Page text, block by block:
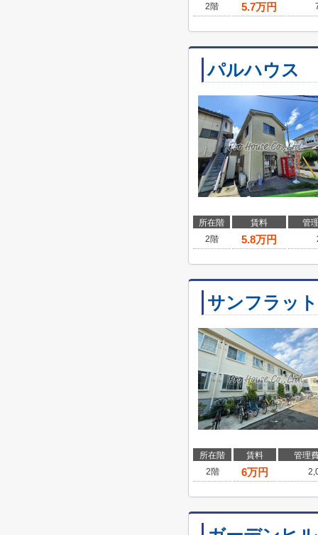
2階
5.7万円
パルハウス
所在階 賃料
管
2階
5.8万円
サンフラッ
所在階 賃料
管理
2階
6万円